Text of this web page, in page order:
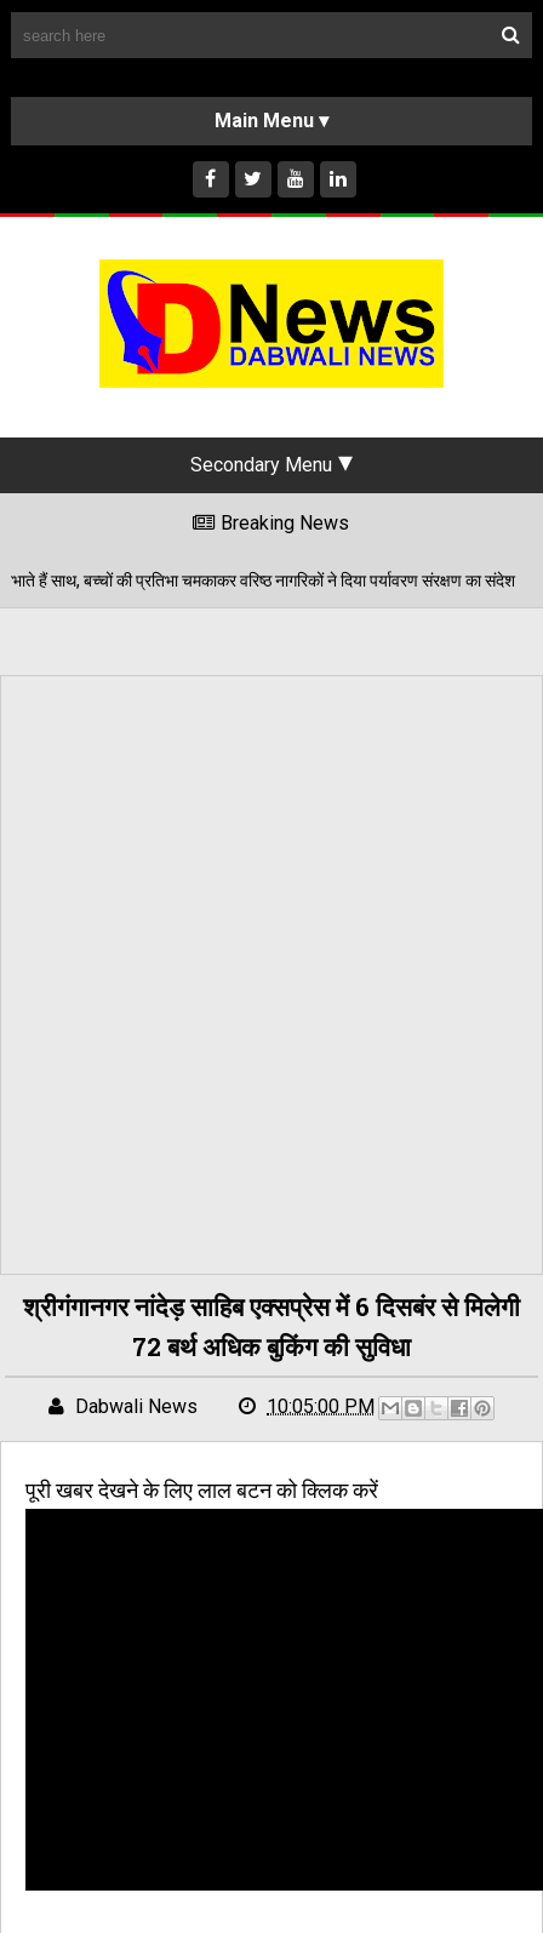
HOME
ABOUT US
INSTAGRAM
Secondary Menu
Breaking News
वरिष्ठ नागरिकों ने दिया पर्यावरण संरक्षण का संदेश 06/08/2026
श्रीगंगानगर नांदेड़ साहिब एक्सप्रेस में 6 दिसबंर से मिलेगी
72 बर्थ अधिक बुकिंग की सुविधा
Dabwali News 10:05:00 PM
पूरी खबर देखने के लिए लाल बटन को क्लिक करें